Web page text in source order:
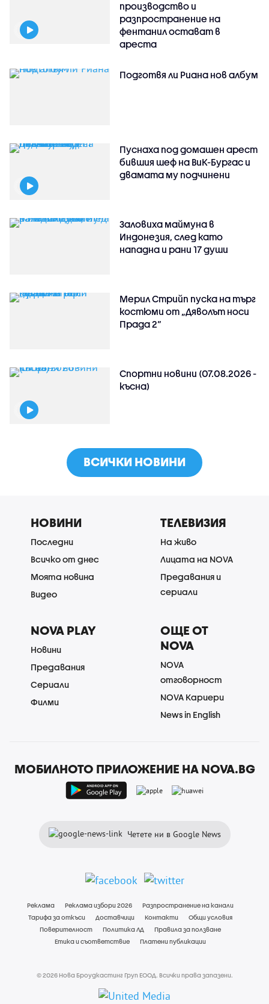
производство и
разпространение на
фентанил остават в
ареста
Подготвя ли Риана нов албум
Пуснаха под домашен арест
бившия шеф на ВиК-Бургас и
двамата му подчинени
Заловиха маймуна в
Индонезия, след като
нападна и рани 17 души
Мерил Стрийп пуска на търг
костюми от „Дяволът носи
Прада 2“
Спортни новини (07.08.2026 -
късна)
ВСИЧКИ НОВИНИ
НОВИНИ
Последни
Всичко от днес
Моята новина
Видео
ТЕЛЕВИЗИЯ
На живо
Лицата на NOVA
Предавания и
сериали
NOVA PLAY
Новини
Предавания
Сериали
Филми
ОЩЕ ОТ
NOVA
NOVA
отговорност
NOVA Кариери
News in English
МОБИЛНОТО ПРИЛОЖЕНИЕ НА NOVA.BG
Четете ни в Google News
Реклама Реклама избори 2026
Разпространение на канали
Тарифа за откъси
Доставчици Контакти
Общи условия
Поверителност
Политика ЛД
Правила за ползване
Етика и съответствие
Платени публикации
© 2026 Нова Броудкастинг Груп ЕООД. Всички права запазени.